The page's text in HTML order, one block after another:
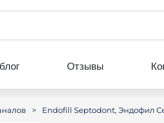
Отзывы
> Endofill Septodont, Эндофил